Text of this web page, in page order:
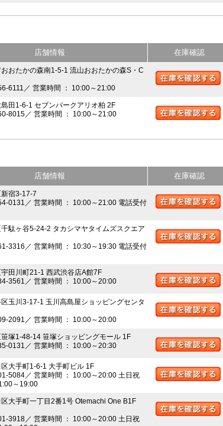
店舗情報 在庫確認
おたかの森南1-5-1 流山おおたかの森S・C
6111／ 営業時間 ： 10:00～21:00
田1-6-1 セブンパークアリオ柏 2F
8015／ 営業時間 ： 10:00～21:00
店舗情報 在庫確認
宿3-17-7
0131／ 営業時間 ： 10:00～21:00 電話受付
駄ヶ谷5-24-2 タカシマヤタイムズスクエア
3316／ 営業時間 ： 10:30～19:30 電話受付
田川町21-1 西武渋谷店A館7F
3561／ 営業時間 ： 10:00～20:00
玉川3-17-1 玉川高島屋ショッピングセンタ
2091／ 営業時間 ： 10:00～20:00
塚1-48-14 笹塚ショッピングモール 1F
0131／ 営業時間 ： 10:00～20:30
大手町1-6-1 大手町ビル 1F
5084／ 営業時間 ： 10:00～20:00 土日祝
～19:00
大手町一丁目2番1号 Otemachi One B1F
3918／ 営業時間 ： 10:00～20:00 土日祝